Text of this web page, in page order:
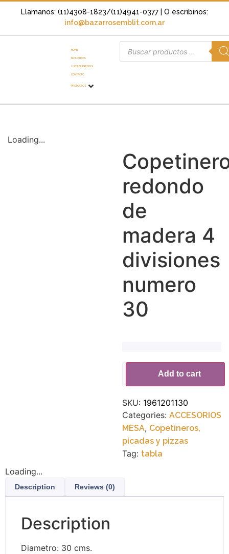
Llamanos: (11)4308-1823/(11)4941-0377
| O escribinos:
info@bazarrosemblit.com.ar
HOME
NOSOTROS
LISTA DE PRECIOS
CONTACTO
PRODUCTOS
Loading...
redondo
de
madera 4
divisiones
numero
30
Add to cart
Alternative:
SKU: 1961201130
Categories: ACCESORIOS
MESA, Copetineros,
picadas y pizzas
Tag: tabla
Loading...
Description Reviews (0)
Description
Diametro: 30 cms.